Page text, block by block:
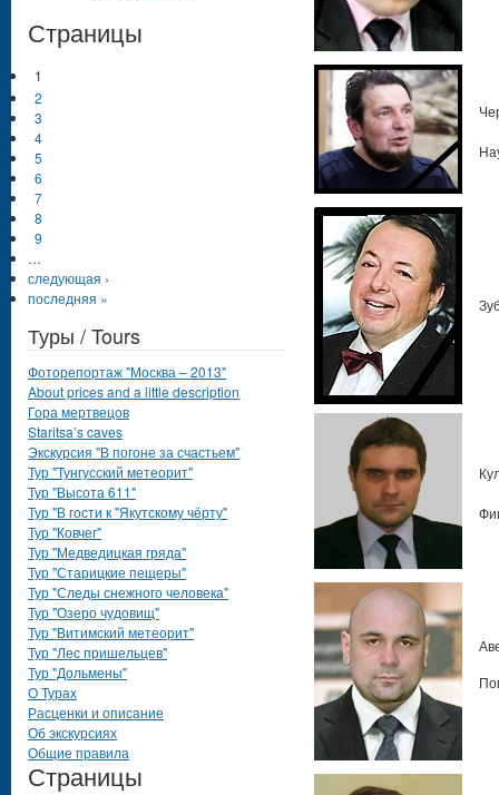
Страницы
1
2
3
4
5
6
7
8
9
…
следующая ›
последняя »
Туры / Tours
Фоторепортаж "Москва – 2013"
About prices and a little description
Гора мертвецов
Staritsa’s caves
Экскурсия "В погоне за счастьем"
Тур "Тунгусский метеорит"
Тур "Высота 611"
Тур "В гости к "Якутскому чёрту"
Тур "Ковчег"
Тур "Медведицкая гряда"
Тур "Старицкие пещеры"
Тур "Следы снежного человека"
Тур "Озеро чудовищ"
Тур "Витимский метеорит"
Тур "Лес пришельцев"
Тур "Дольмены"
О Турах
Расценки и описание
Об экскурсиях
Общие правила
Страницы